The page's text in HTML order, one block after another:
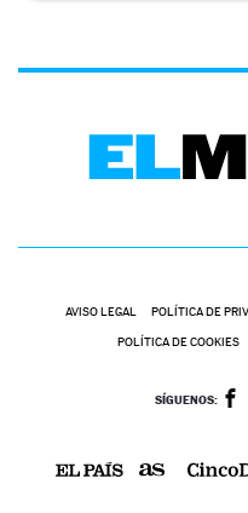
AVISO LEGAL POLÍTICA DE
POLÍTICA DE COOKIES
SÍGUENOS: